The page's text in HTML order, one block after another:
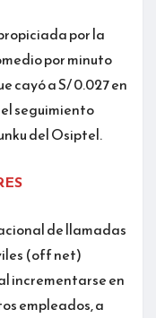
por la
por minuto
cayó a S/ 0.027 en
seguimiento
del Osiptel.
de llamadas
(off net)
incrementarse en
empleados, a